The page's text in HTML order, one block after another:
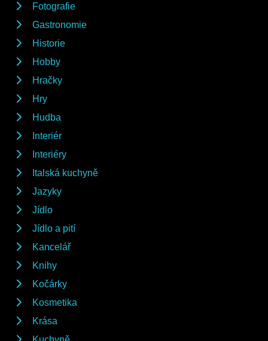
Fotografie
Gastronomie
Historie
Hobby
Hračky
Hry
Hudba
Interiér
Interiéry
Italská kuchyně
Jazyky
Jídlo
Jídlo a pití
Kancelář
Knihy
Kočárky
Kosmetika
Krása